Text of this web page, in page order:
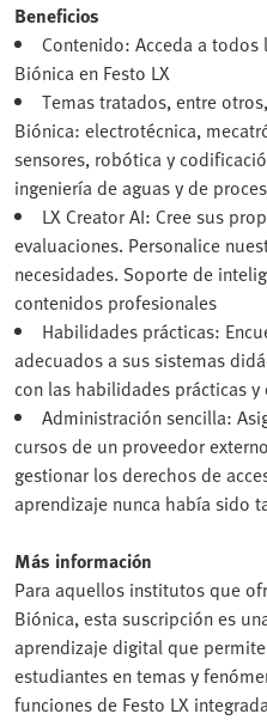
Beneficios
Contenido: Acceda a todos
Biónica en Festo LX
Temas tratados, entre
Biónica: electrotécnica,
sensores, robótica y
ingeniería de aguas y de
LX Creator AI: Cree sus
evaluaciones. Personalice
necesidades. Soporte de
contenidos profesionales
Habilidades prácticas:
adecuados a sus sistemas
con las habilidades prácticas
Administración sencilla:
cursos de un proveedor
gestionar los derechos de
aprendizaje nunca había sido
Más información
Para aquellos institutos que
Biónica, esta suscripción es
aprendizaje digital que
estudiantes en temas y
funciones de Festo LX